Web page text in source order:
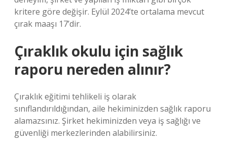
kritere göre değişir. Eylül 2024’te ortalama mevcut
çırak maaşı 17’dir.
Çıraklık okulu için sağlık
raporu nereden alınır?
Çıraklık eğitimi tehlikeli iş olarak
sınıflandırıldığından, aile hekiminizden sağlık raporu
alamazsınız. Şirket hekiminizden veya iş sağlığı ve
güvenliği merkezlerinden alabilirsiniz.